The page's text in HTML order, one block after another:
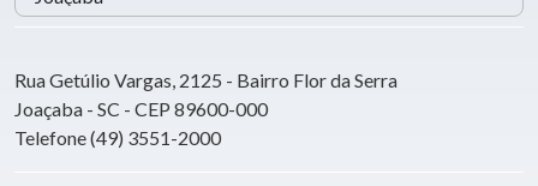
Rua Getúlio Vargas, 2125 - Bairro Flor da Serra
Joaçaba - SC - CEP 89600-000
Telefone (49) 3551-2000